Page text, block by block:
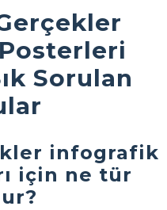
Sorulan
infografik
için ne tür